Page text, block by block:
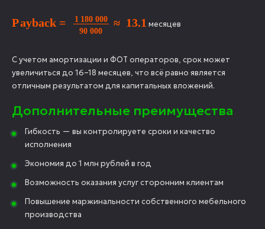
Payback= 1180000 90000≈13.1
месяцев
С учетом амортизации и ФОТ операторов, срок может
увеличиться до 16–18 месяцев, что всё равно является
отличным результатом для капитальных вложений.
Дополнительные преимущества
Гибкость — вы контролируете сроки и качество
исполнения
Экономия до 1 млн рублей в год
Возможность оказания услуг сторонним клиентам
Повышение маржинальности собственного мебельного
производства